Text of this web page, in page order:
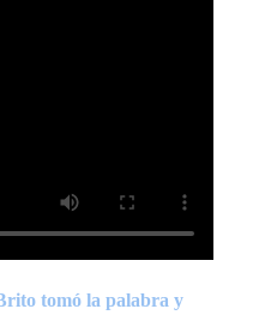
tomó la palabra y